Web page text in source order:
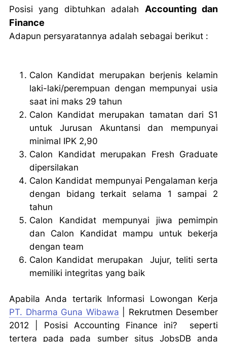
Posisi yang dibtuhkan adalah Accounting dan
Finance
Adapun persyaratannya adalah sebagai berikut :
Calon Kandidat merupakan berjenis kelamin
laki-laki/perempuan dengan mempunyai usia
saat ini maks 29 tahun
Calon Kandidat merupakan tamatan dari S1
untuk Jurusan Akuntansi dan mempunyai
minimal IPK 2,90
Calon Kandidat merupakan Fresh Graduate
dipersilakan
Calon Kandidat mempunyai Pengalaman kerja
dengan bidang terkait selama 1 sampai 2
tahun
Calon Kandidat mempunyai jiwa pemimpin
dan Calon Kandidat mampu untuk bekerja
dengan team
Calon Kandidat merupakan Jujur, teliti serta
memiliki integritas yang baik
Apabila Anda tertarik Informasi Lowongan Kerja
PT. Dharma Guna Wibawa | Rekrutmen Desember
2012 | Posisi Accounting Finance ini? seperti
tertera pada pada sumber situs JobsDB anda